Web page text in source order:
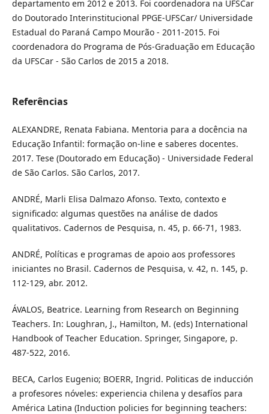
departamento em 2012 e 2013. Foi coordenadora na UFSCar
do Doutorado Interinstitucional PPGE-UFSCar/ Universidade
Estadual do Paraná Campo Mourão - 2011-2015. Foi
coordenadora do Programa de Pós-Graduação em Educação
da UFSCar - São Carlos de 2015 a 2018.
Referências
ALEXANDRE, Renata Fabiana. Mentoria para a docência na
Educação Infantil: formação on-line e saberes docentes.
2017. Tese (Doutorado em Educação) - Universidade Federal
de São Carlos. São Carlos, 2017.
ANDRÉ, Marli Elisa Dalmazo Afonso. Texto, contexto e
significado: algumas questões na análise de dados
qualitativos. Cadernos de Pesquisa, n. 45, p. 66-71, 1983.
ANDRÉ, Políticas e programas de apoio aos professores
iniciantes no Brasil. Cadernos de Pesquisa, v. 42, n. 145, p.
112-129, abr. 2012.
ÁVALOS, Beatrice. Learning from Research on Beginning
Teachers. In: Loughran, J., Hamilton, M. (eds) International
Handbook of Teacher Education. Springer, Singapore, p.
487-522, 2016.
BECA, Carlos Eugenio; BOERR, Ingrid. Politicas de inducción
a profesores nóveles: experiencia chilena y desafíos para
América Latina (Induction policies for beginning teachers: